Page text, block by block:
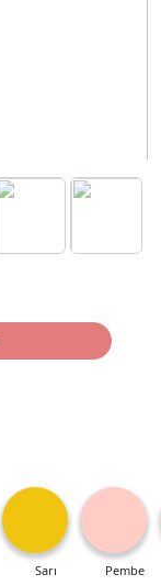
Sarı Pembe